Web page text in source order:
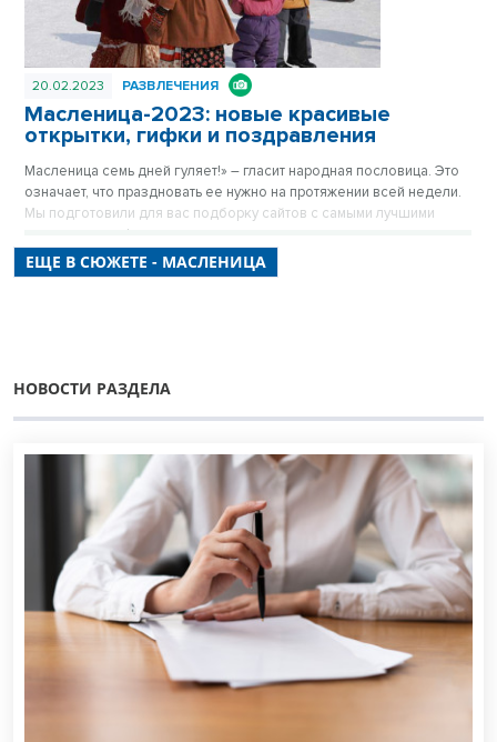
20.02.2023 РАЗВЛЕЧЕНИЯ
Масленица-2023: новые красивые
открытки, гифки и поздравления
Масленица семь дней гуляет!» – гласит народная пословица. Это
означает, что праздновать ее нужно на протяжении всей недели.
Мы подготовили для вас подборку сайтов с самыми лучшими
картинками, гифками и открытками.
ЕЩЕ В СЮЖЕТЕ - МАСЛЕНИЦА
НОВОСТИ РАЗДЕЛА